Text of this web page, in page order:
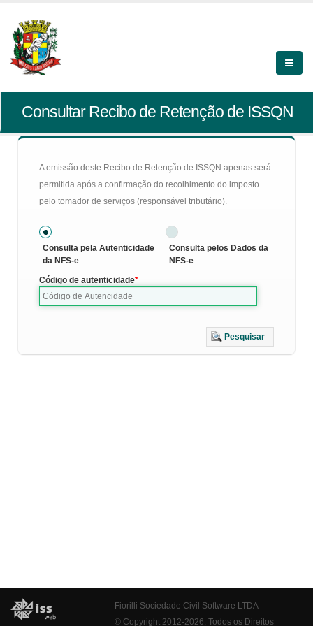
Consultar Recibo de Retenção de ISSQN
A emissão deste Recibo de Retenção de ISSQN apenas será
permitida após a confirmação do recolhimento do imposto
pelo tomador de serviços (responsável tributário).
Consulta pela Autenticidade
da NFS-e
Consulta pelos Dados da
NFS-e
Código de autenticidade
Pesquisar
Fiorilli Sociedade Civil Software LTDA
© Copyright 2012-2026. Todos os Direitos